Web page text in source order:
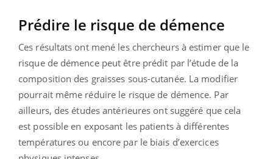
Prédire le risque de démence
Ces résultats ont mené les chercheurs à estimer que le
risque de démence peut être prédit par l’étude de la
composition des graisses sous-cutanée. La modifier
pourrait même réduire le risque de démence. Par
ailleurs, des études antérieures ont suggéré que cela
est possible en exposant les patients à différentes
températures ou encore par le biais d’exercices